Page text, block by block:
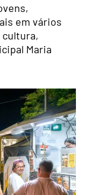
em vários
Maria